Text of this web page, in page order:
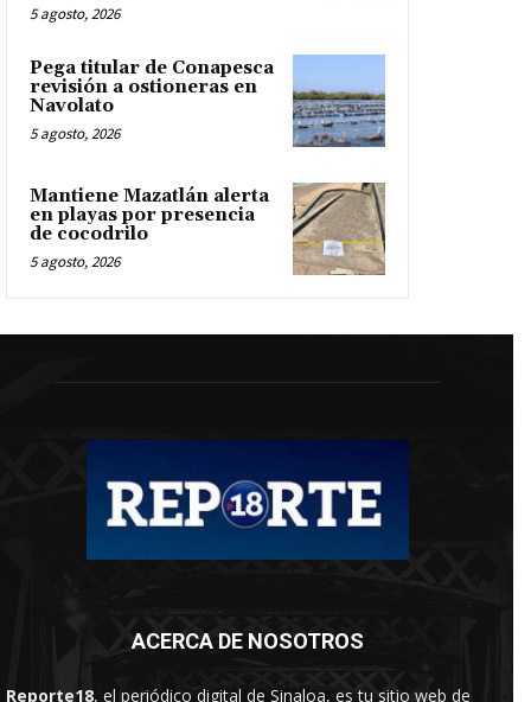
5 agosto, 2026
Pega titular de Conapesca
revisión a ostioneras en
Navolato
5 agosto, 2026
Mantiene Mazatlán alerta
en playas por presencia
de cocodrilo
5 agosto, 2026
ACERCA DE NOSOTROS
Reporte18, el periódico digital de Sinaloa, es tu sitio web de